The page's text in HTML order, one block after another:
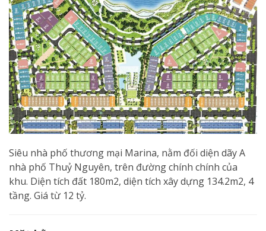
Siêu nhà phố thương mại Marina, nằm đối diện dãy A
nhà phố Thuỷ Nguyên, trên đường chính chính của
khu. Diện tích đất 180m2, diện tích xây dựng 134.2m2, 4
tầng. Giá từ 12 tỷ.